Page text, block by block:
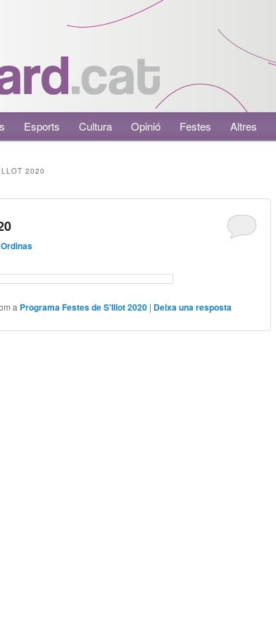
Esports Cultura Opinió Festes Altres
2020
a Programa Festes de S'Illot 2020 | Deixa una resposta